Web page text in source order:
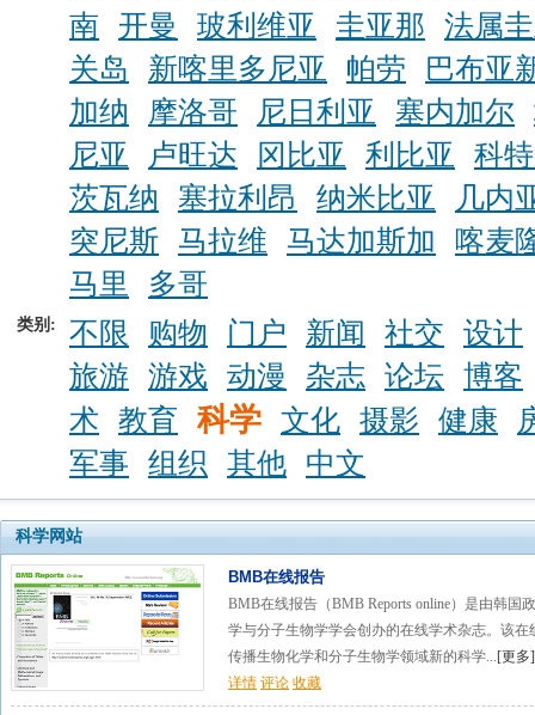
南
开曼 玻利维亚 圭亚那
法属
关岛
新喀里多尼亚 帕劳
巴布亚
加纳
摩洛哥 尼日利亚 塞内加尔
尼亚
卢旺达 冈比亚 利比亚
科
茨瓦纳
塞拉利昂 纳米比亚
几内
突尼斯
马拉维 马达加斯加
喀麦
马里
多哥
类别: 不限 购物 门户 新闻 社交
设计
旅游
游戏 动漫 杂志 论坛 博客
术
教育 科学 文化 摄影 健康
军事
组织 其他 中文
科学网站
BMB在线报告
BMB在线报告（BMB Reports online）是由韩
学与分子生物学学会创办的在线学术杂志。该
传播生物化学和分子生物学领域新的科学...[更多]
详情 评论 收藏